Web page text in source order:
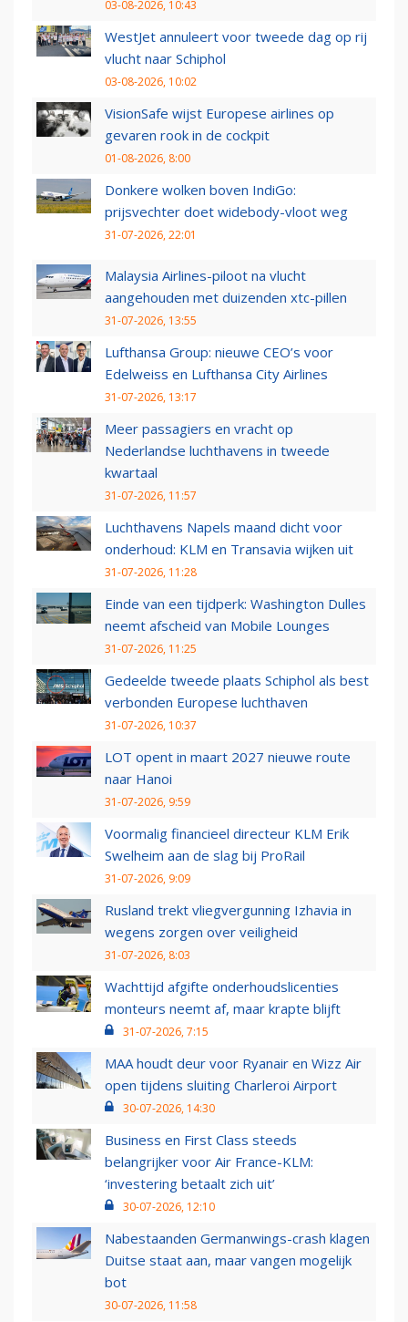
03-08-2026, 10:43
WestJet annuleert voor tweede dag op rij
vlucht naar Schiphol
03-08-2026, 10:02
VisionSafe wijst Europese airlines op
gevaren rook in de cockpit
01-08-2026, 8:00
Donkere wolken boven IndiGo:
prijsvechter doet widebody-vloot weg
31-07-2026, 22:01
Malaysia Airlines-piloot na vlucht
aangehouden met duizenden xtc-pillen
31-07-2026, 13:55
Lufthansa Group: nieuwe CEO’s voor
Edelweiss en Lufthansa City Airlines
31-07-2026, 13:17
Meer passagiers en vracht op
Nederlandse luchthavens in tweede
kwartaal
31-07-2026, 11:57
Luchthavens Napels maand dicht voor
onderhoud: KLM en Transavia wijken uit
31-07-2026, 11:28
Einde van een tijdperk: Washington Dulles
neemt afscheid van Mobile Lounges
31-07-2026, 11:25
Gedeelde tweede plaats Schiphol als best
verbonden Europese luchthaven
31-07-2026, 10:37
LOT opent in maart 2027 nieuwe route
naar Hanoi
31-07-2026, 9:59
Voormalig financieel directeur KLM Erik
Swelheim aan de slag bij ProRail
31-07-2026, 9:09
Rusland trekt vliegvergunning Izhavia in
wegens zorgen over veiligheid
31-07-2026, 8:03
Wachttijd afgifte onderhoudslicenties
monteurs neemt af, maar krapte blijft
31-07-2026, 7:15
MAA houdt deur voor Ryanair en Wizz Air
open tijdens sluiting Charleroi Airport
30-07-2026, 14:30
Business en First Class steeds
belangrijker voor Air France-KLM:
‘investering betaalt zich uit’
30-07-2026, 12:10
Nabestaanden Germanwings-crash klagen
Duitse staat aan, maar vangen mogelijk
bot
30-07-2026, 11:58